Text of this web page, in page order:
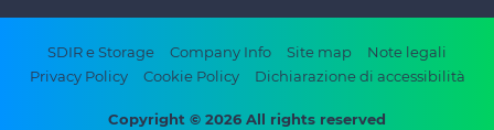
Footer
bottom
SDIR e Storage Company Info Site map
Note legali
Privacy Policy
Cookie Policy Dichiarazione di accessibilità
Copyright © 2026 All rights reserved